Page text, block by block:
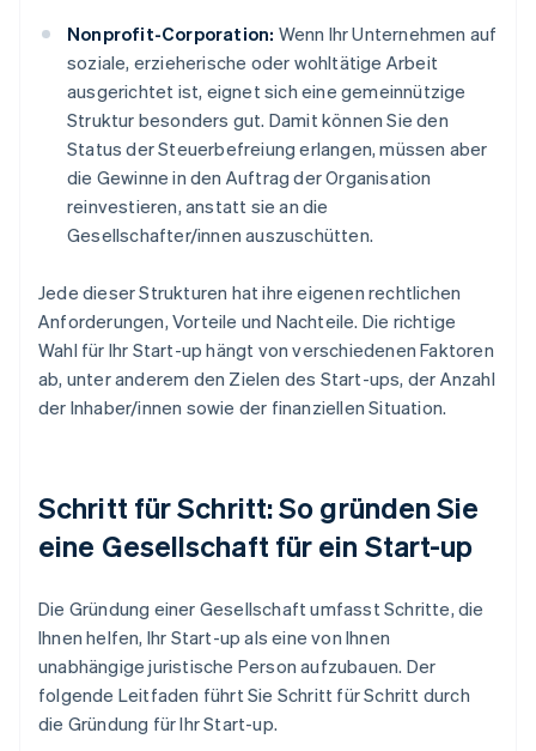
Nonprofit-Corporation: Wenn Ihr Unternehmen auf
soziale, erzieherische oder wohltätige Arbeit
ausgerichtet ist, eignet sich eine gemeinnützige
Struktur besonders gut. Damit können Sie den
Status der Steuerbefreiung erlangen, müssen aber
die Gewinne in den Auftrag der Organisation
reinvestieren, anstatt sie an die
Gesellschafter/innen auszuschütten.
Jede dieser Strukturen hat ihre eigenen rechtlichen
Anforderungen, Vorteile und Nachteile. Die richtige
Wahl für Ihr Start-up hängt von verschiedenen Faktoren
ab, unter anderem den Zielen des Start-ups, der Anzahl
der Inhaber/innen sowie der finanziellen Situation.
Schritt für Schritt: So gründen Sie
eine Gesellschaft für ein Start-up
Die Gründung einer Gesellschaft umfasst Schritte, die
Ihnen helfen, Ihr Start-up als eine von Ihnen
unabhängige juristische Person aufzubauen. Der
folgende Leitfaden führt Sie Schritt für Schritt durch
die Gründung für Ihr Start-up.